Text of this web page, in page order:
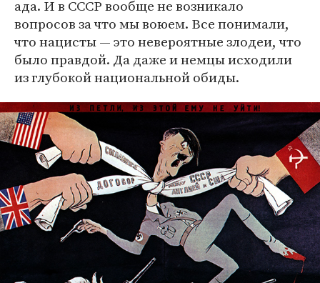
ада. И в СССР вообще не возникало
вопросов за что мы воюем. Все понимали,
что нацисты — это невероятные злодеи, что
было правдой. Да даже и немцы исходили
из глубокой национальной обиды.